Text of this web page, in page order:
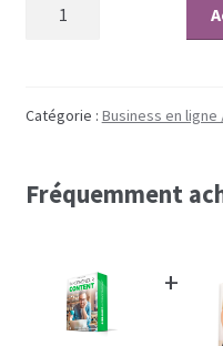
Coaching
Content
3
Catégorie : Business en
Fréquemment
+